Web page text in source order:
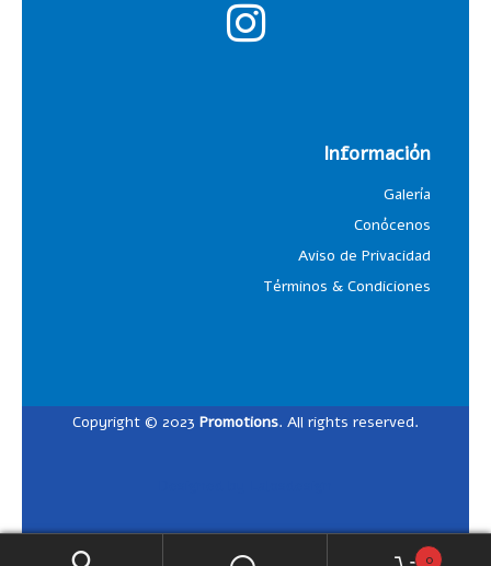
Información
Galería
Conócenos
Aviso de Privacidad
Términos & Condiciones
Copyright © 2023 Promotions. All rights reserved.
0